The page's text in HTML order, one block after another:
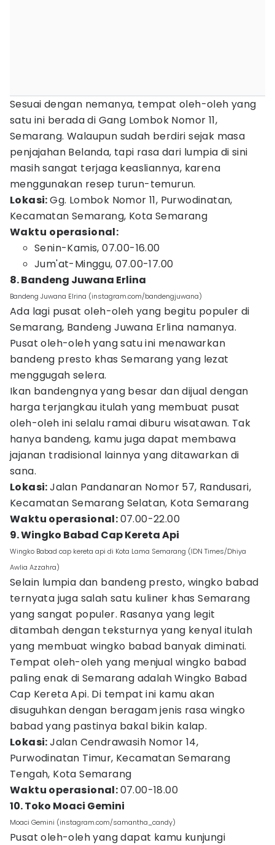
Sesuai dengan nemanya, tempat oleh-oleh yang
satu ini berada di Gang Lombok Nomor 11,
Semarang. Walaupun sudah berdiri sejak masa
penjajahan Belanda, tapi rasa dari lumpia di sini
masih sangat terjaga keasliannya, karena
menggunakan resep turun-temurun.
Lokasi:Gg. Lombok Nomor 11, Purwodinatan,
Kecamatan Semarang, Kota Semarang
Waktu operasional:
Senin-Kamis, 07.00-16.00
Jum'at-Minggu, 07.00-17.00
8. Bandeng Juwana Erlina
Bandeng Juwana Elrina (instagram.com/bandengjuwana)
Ada lagi pusat oleh-oleh yang begitu populer di
Semarang, Bandeng Juwana Erlina namanya.
Pusat oleh-oleh yang satu ini menawarkan
bandeng presto khas Semarang yang lezat
menggugah selera.
Ikan bandengnya yang besar dan dijual dengan
harga terjangkau itulah yang membuat pusat
oleh-oleh ini selalu ramai diburu wisatawan. Tak
hanya bandeng, kamu juga dapat membawa
jajanan tradisional lainnya yang ditawarkan di
sana.
Lokasi:Jalan Pandanaran Nomor 57, Randusari,
Kecamatan Semarang Selatan, Kota Semarang
Waktu operasional:07.00-22.00
9. Wingko Babad Cap Kereta Api
Wingko Babad cap kereta api di Kota Lama Semarang (IDN Times/Dhiya
Awlia Azzahra)
Selain lumpia dan bandeng presto, wingko babad
ternyata juga salah satu kuliner khas Semarang
yang sangat populer. Rasanya yang legit
ditambah dengan teksturnya yang kenyal itulah
yang membuat wingko babad banyak diminati.
Tempat oleh-oleh yang menjual wingko babad
paling enak di Semarang adalah Wingko Babad
Cap Kereta Api. Di tempat ini kamu akan
disuguhkan dengan beragam jenis rasa wingko
babad yang pastinya bakal bikin kalap.
Lokasi:Jalan Cendrawasih Nomor 14,
Purwodinatan Timur, Kecamatan Semarang
Tengah, Kota Semarang
Waktu operasional:07.00-18.00
10. Toko Moaci Gemini
Moaci Gemini (instagram.com/samantha_candy)
Pusat oleh-oleh yang dapat kamu kunjungi